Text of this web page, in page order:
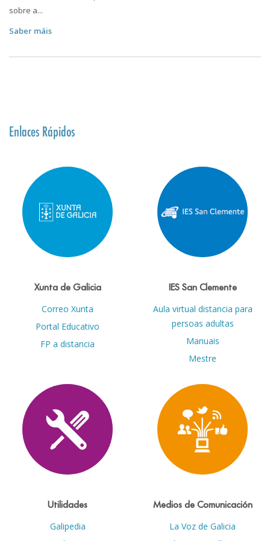
sobre a...
Saber máis
Enlaces Rápidos
Xunta de Galicia
Correo Xunta
Portal Educativo
FP a distancia
IES San Clemente
Aula virtual distancia para
persoas adultas
Manuais
Mestre
Utilidades
Galipedia
Medios de Comunicación
La Voz de Galicia